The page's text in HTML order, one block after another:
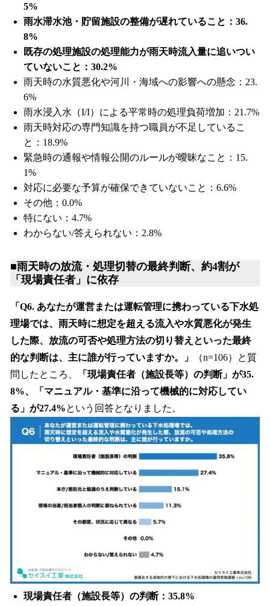
5%
雨水滞水池・貯留施設の整備が遅れていること：36.
8%
既存の処理施設の処理能力が雨天時流入量に追いつい
ていないこと：30.2%
雨天時の水質悪化や河川・海域への影響への懸念：23.
6%
雨水浸入水（I/I）による平常時の処理負荷増加：21.7%
雨天時対応の専門知識を持つ職員が不足しているこ
と：18.9%
緊急時の通報や情報公開のルールが曖昧なこと：15.
1%
対応に必要な予算が確保できていないこと：6.6%
その他：0.0%
特にない：4.7%
わからない/答えられない：2.8%
■雨天時の放流・処理切替の最終判断、約4割が
「現場責任者」に依存
「Q6. あなたが運営または運転管理に携わっている下水処
理場では、雨天時に想定を超える流入や水質悪化が発生
した際、放流の可否や処理方法の切り替えといった最終
的な判断は、主に誰が行っていますか。」
（n=106）と質
問したところ、
「現場責任者（施設長等）の判断」が35.
8%、「マニュアル・基準に沿って機械的に対応してい
る」が27.4%という回答となりました。
現場責任者（施設長等）の判断：35.8%